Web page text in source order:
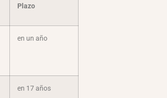
Plazo
en un año
en 17 años